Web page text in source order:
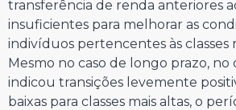
transferência de renda anteriores
insuficientes para melhorar as
indivíduos pertencentes às classes
Mesmo no caso de longo prazo, no
indicou transições levemente
baixas para classes mais altas, o